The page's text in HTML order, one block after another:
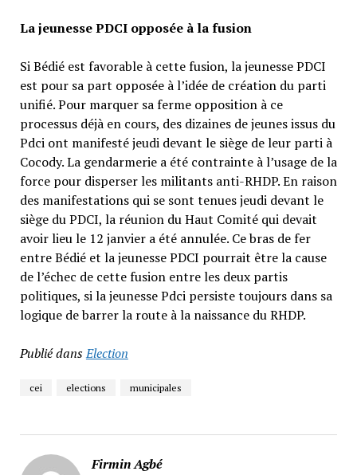
La jeunesse PDCI opposée à la fusion
Si Bédié est favorable à cette fusion, la jeunesse PDCI
est pour sa part opposée à l’idée de création du parti
unifié. Pour marquer sa ferme opposition à ce
processus déjà en cours, des dizaines de jeunes issus du
Pdci ont manifesté jeudi devant le siège de leur parti à
Cocody. La gendarmerie a été contrainte à l’usage de la
force pour disperser les militants anti-RHDP. En raison
des manifestations qui se sont tenues jeudi devant le
siège du PDCI, la réunion du Haut Comité qui devait
avoir lieu le 12 janvier a été annulée. Ce bras de fer
entre Bédié et la jeunesse PDCI pourrait être la cause
de l’échec de cette fusion entre les deux partis
politiques, si la jeunesse Pdci persiste toujours dans sa
logique de barrer la route à la naissance du RHDP.
Publié dansElection
cei elections municipales
Firmin Agbé